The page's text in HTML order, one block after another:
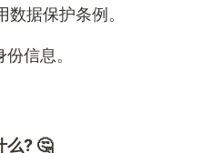
数据保护条例。
信息。
么? 🤔